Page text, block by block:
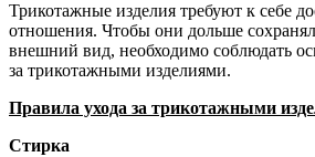
Трикотажные изделия требуют к себе
отношения. Чтобы они дольше
внешний вид, необходимо соблюдать
за трикотажными изделиями.
Правила ухода за трикотажными
Стирка